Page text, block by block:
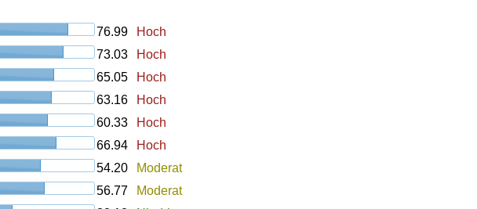
76.99
Hoch
73.03
Hoch
65.05
Hoch
63.16
Hoch
60.33
Hoch
66.94
Hoch
54.20
Moderat
56.77
Moderat